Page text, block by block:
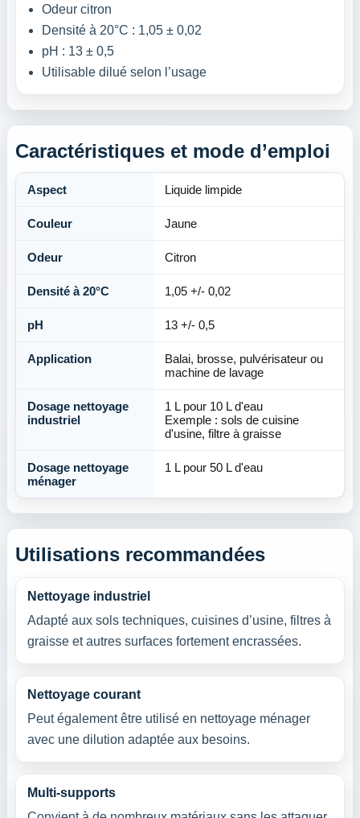
Odeur citron
Densité à 20°C : 1,05 ± 0,02
pH : 13 ± 0,5
Utilisable dilué selon l’usage
Caractéristiques et mode d’emploi
Aspect Liquide limpide
Couleur Jaune
Odeur Citron
Densité à 20°C 1,05 +/- 0,02
pH 13 +/- 0,5
Application
Balai, brosse, pulvérisateur ou
machine de lavage
Dosage nettoyage
industriel
1 L pour 10 L d'eau
Exemple : sols de cuisine
d'usine, filtre à graisse
Dosage nettoyage
ménager
1 L pour 50 L d'eau
Utilisations recommandées
Nettoyage industriel
Adapté aux sols techniques, cuisines d’usine, filtres à
graisse et autres surfaces fortement encrassées.
Nettoyage courant
Peut également être utilisé en nettoyage ménager
avec une dilution adaptée aux besoins.
Multi-supports